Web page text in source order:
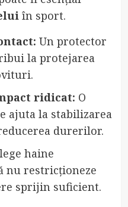
în sport.
Un protector
la protejarea
ridicat: O
ajuta la stabilizarea
durerilor.
haine
nu restricționeze
sprijin suficient.